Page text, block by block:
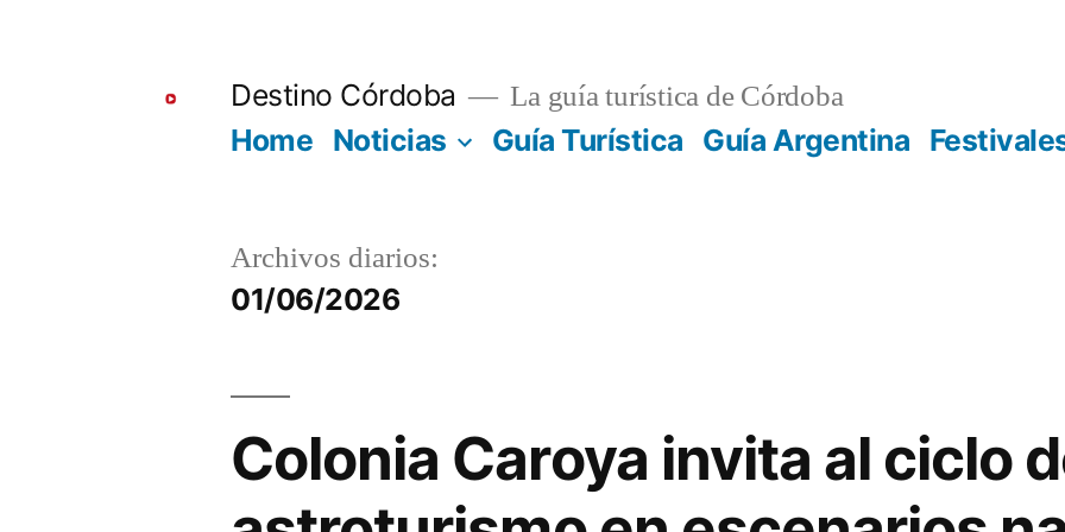
Destino Córdoba La guía turística de Córdoba
Home Noticias Guía Turística Guía Argentina
Archivos diarios:
01/06/2026
Colonia Caroya invita al ciclo